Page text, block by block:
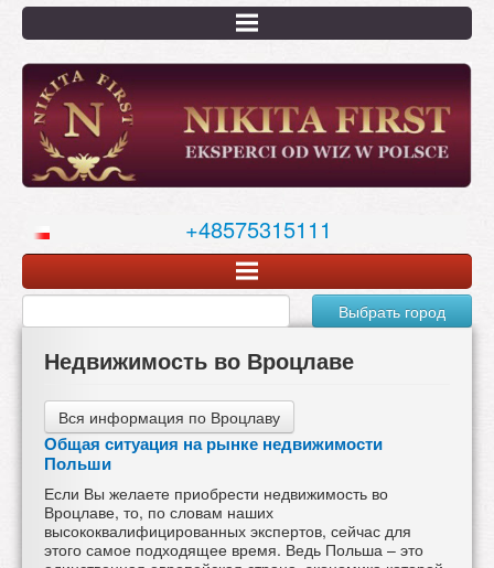
Перейти
основному
содержанию
+48575315111
Выбрать город
Недвижимость во Вроцлаве
Вся информация по Вроцлаву
Общая ситуация на рынке недвижимости
Польши
Если Вы желаете приобрести недвижимость во
Вроцлаве, то, по словам наших
высококвалифицированных экспертов, сейчас для
этого самое подходящее время. Ведь Польша – это